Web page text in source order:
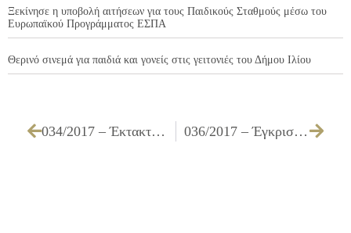
Ξεκίνησε η υποβολή αιτήσεων για τους Παιδικούς Σταθμούς μέσω του
Ευρωπαϊκού Προγράμματος ΕΣΠΑ
Θερινό σινεμά για παιδιά και γονείς στις γειτονιές του Δήμου Ιλίου
034/2017 – Έκτακτη επιχορήγηση Σχολικών Επιτροπών του Δήμου Ιλίου 036/2017 – Έγκριση πίστωσης για την «Προμήθεια ειδών για εκδηλώσεις της Δ/νσης Κοινωνικής Προστασίας & Υγείας Δήμου Ιλίου, έτους 2017»